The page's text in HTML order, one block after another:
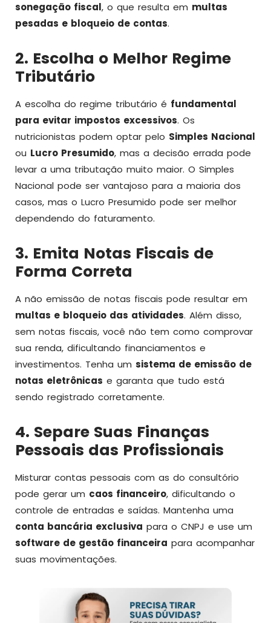
sonegação fiscal, o que resulta em multas
pesadas e bloqueio de contas.
2. Escolha o Melhor Regime
Tributário
A escolha do regime tributário é fundamental
para evitar impostos excessivos. Os
nutricionistas podem optar pelo Simples Nacional
ou Lucro Presumido, mas a decisão errada pode
levar a uma tributação muito maior. O Simples
Nacional pode ser vantajoso para a maioria dos
casos, mas o Lucro Presumido pode ser melhor
dependendo do faturamento.
3. Emita Notas Fiscais de
Forma Correta
A não emissão de notas fiscais pode resultar em
multas e bloqueio das atividades. Além disso,
sem notas fiscais, você não tem como comprovar
sua renda, dificultando financiamentos e
investimentos. Tenha um sistema de emissão de
notas eletrônicas e garanta que tudo está
sendo registrado corretamente.
4. Separe Suas Finanças
Pessoais das Profissionais
Misturar contas pessoais com as do consultório
pode gerar um caos financeiro, dificultando o
controle de entradas e saídas. Mantenha uma
conta bancária exclusiva para o CNPJ e use um
software de gestão financeira para acompanhar
suas movimentações.